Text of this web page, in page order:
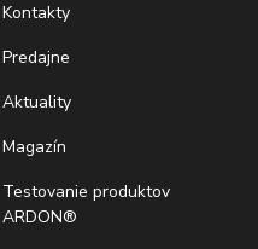
Kontakty
Predajne
Aktuality
Magazín
Testovanie produktov
ARDON®